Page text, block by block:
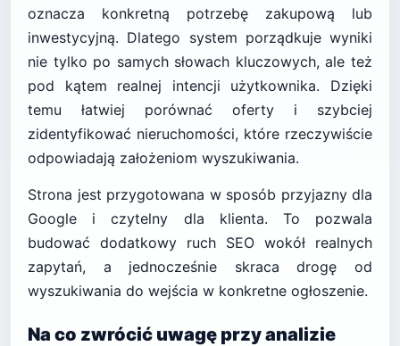
oznacza konkretną potrzebę zakupową lub
inwestycyjną. Dlatego system porządkuje wyniki
nie tylko po samych słowach kluczowych, ale też
pod kątem realnej intencji użytkownika. Dzięki
temu łatwiej porównać oferty i szybciej
zidentyfikować nieruchomości, które rzeczywiście
odpowiadają założeniom wyszukiwania.
Strona jest przygotowana w sposób przyjazny dla
Google i czytelny dla klienta. To pozwala
budować dodatkowy ruch SEO wokół realnych
zapytań, a jednocześnie skraca drogę od
wyszukiwania do wejścia w konkretne ogłoszenie.
Na co zwrócić uwagę przy analizie